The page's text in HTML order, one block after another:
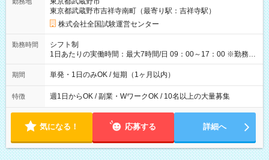
例】 ・河合塾模擬試験 8:30～17:30（休憩1時間） 時給1,300円
×8時間＝日収10,400円＋交通費 ※当日の役割により時給＋100
円の場合あり ・国家試験 7:00～13:30（休憩なし） 時給1,300
円（役割手当＋100円）×6時間＝日収8,400円＋交通費 【試用期
間】試用期間なし
東京都武蔵野市吉祥寺南町（最寄り駅：吉祥寺駅）
株式会社全国試験運営センター
勤務時間
シフト制
1日あたりの実働時間：最大7時間/日 09：00～17：00 ※勤務時
間は 試験により異なります。
期間 単発・1日のみOK / 短期（1ヶ月以内）
特徴 週1日からOK / 副業・WワークOK / 10名以上の大量募集
気になる！ 応募する 詳細へ